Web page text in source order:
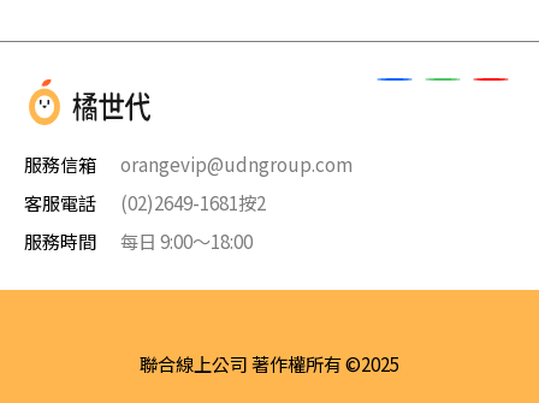
服務信箱
orangevip@udngroup.com
客服電話
(02)2649-1681按2
服務時間
每日 9:00～18:00
聯合線上公司 著作權所有 ©2025